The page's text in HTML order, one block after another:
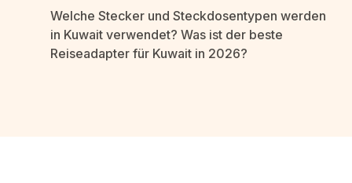
Welche Stecker und Steckdosentypen werden
in Kuwait verwendet? Was ist der beste
Reiseadapter für Kuwait in 2026?